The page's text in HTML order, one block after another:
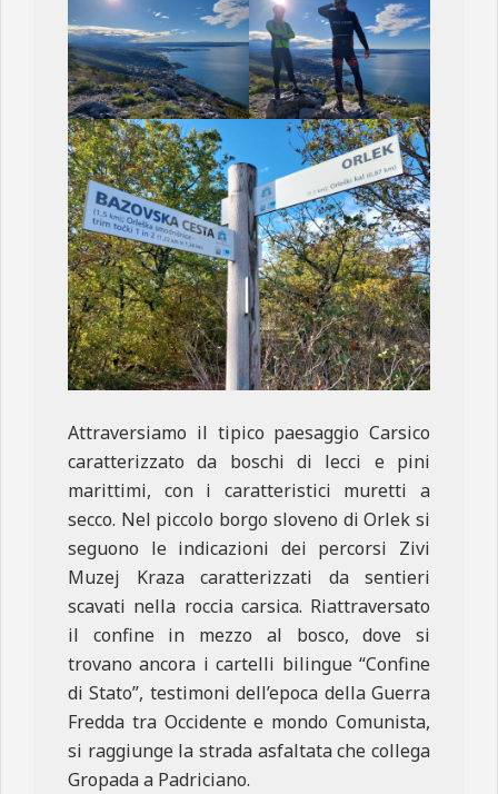
Attraversiamo il tipico paesaggio Carsico
caratterizzato da boschi di lecci e pini
marittimi, con i caratteristici muretti a
secco. Nel piccolo borgo sloveno di Orlek si
seguono le indicazioni dei percorsi Zivi
Muzej Kraza caratterizzati da sentieri
scavati nella roccia carsica. Riattraversato
il confine in mezzo al bosco, dove si
trovano ancora i cartelli bilingue “Confine
di Stato”, testimoni dell’epoca della Guerra
Fredda tra Occidente e mondo Comunista,
si raggiunge la strada asfaltata che collega
Gropada a Padriciano.